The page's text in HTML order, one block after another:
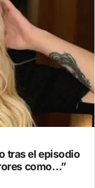
tras el episodio
como…”